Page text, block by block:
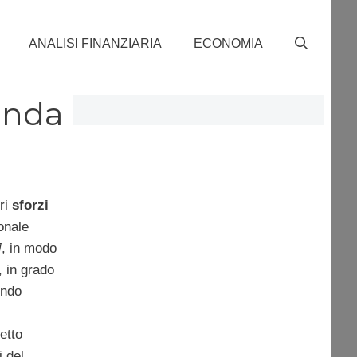
ANALISI FINANZIARIA ECONOMIA
sforzi
, in modo
in grado